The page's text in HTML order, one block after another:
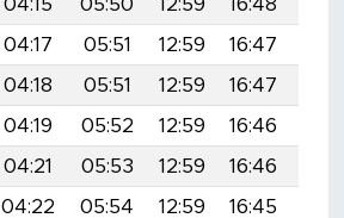
04:17 05:51 12:59 16:47
04:18 05:51 12:59 16:47
04:19 05:52 12:59 16:46
04:21 05:53 12:59 16:46
04:22 05:54 12:59 16:45